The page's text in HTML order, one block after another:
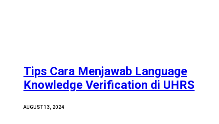
Tips Cara Menjawab Language
Knowledge Verification di UHRS
AUGUST 13, 2024